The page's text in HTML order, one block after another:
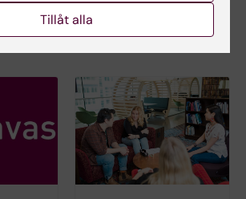
Tillåt alla